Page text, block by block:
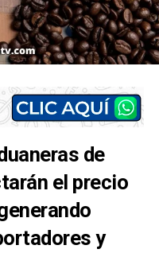
de
el precio
y